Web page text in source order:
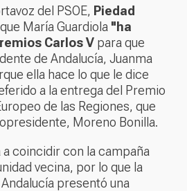
del PSOE, Piedad
María Guardiola "ha
Carlos V para que
de Andalucía, Juanma
ella hace lo que le dice
a la entrega del Premio
de las Regiones, que
Moreno Bonilla.
a coincidir con la campaña
vecina, por lo que la
presentó una